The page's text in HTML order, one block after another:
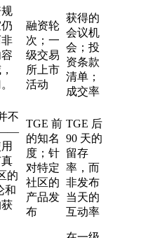
融资轮
次；一
级交易
所上市
活动
获得的
会议机
会；投
资条款
清单；
成交率
不
——
的
和
TGE 前
的知名
度；针
对特定
社区的
产品发
布
TGE 后
90 天的
留存
率，而
非发布
当天的
互动率